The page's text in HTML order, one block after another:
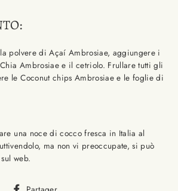
polvere di Açaí Ambrosiae, aggiungere i
Ambrosiae e il cetriolo. Frullare tutti gli
le Coconut chips Ambrosiae e le foglie di
una noce di cocco fresca in Italia al
ma non vi preoccupate, si può
web.